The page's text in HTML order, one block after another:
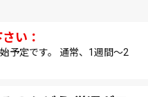
予定です。 通常、1週間～2